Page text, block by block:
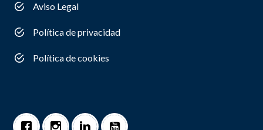
Aviso Legal
Política de privacidad
Política de cookies